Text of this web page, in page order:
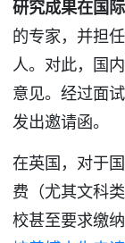
研究成果在国
的专家，并担
人。对此，国
意见。经过面
发出邀请函。
在英国，对于
费（尤其文科
校甚至要求缴